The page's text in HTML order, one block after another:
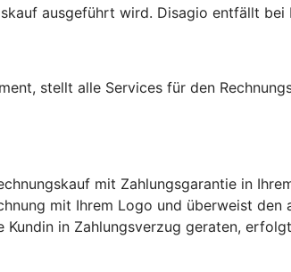
ausgeführt wird. Disagio entfällt bei
stellt alle Services für den
mit Zahlungsgarantie in
mit Ihrem Logo und überweist
in Zahlungsverzug geraten,